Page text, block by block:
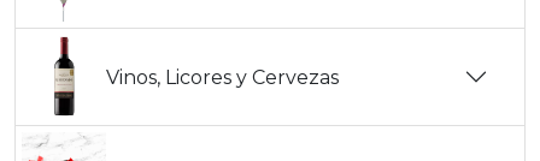
Vinos, Licores y Cervezas